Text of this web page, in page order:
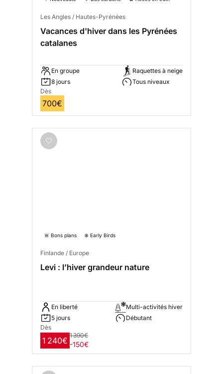
Les Angles / Hautes-Pyrénées
Vacances d'hiver dans les Pyrénées
catalanes
En groupe
8 jours
Raquettes à neige
Tous niveaux
Dès
700€
🚨 Bons plans ❄️ Early Birds
Finlande / Europe
Levi : l’hiver grandeur nature
En liberté
5 jours
Multi-activités hiver
Débutant
Dès
1 240€
1 390€
-150€